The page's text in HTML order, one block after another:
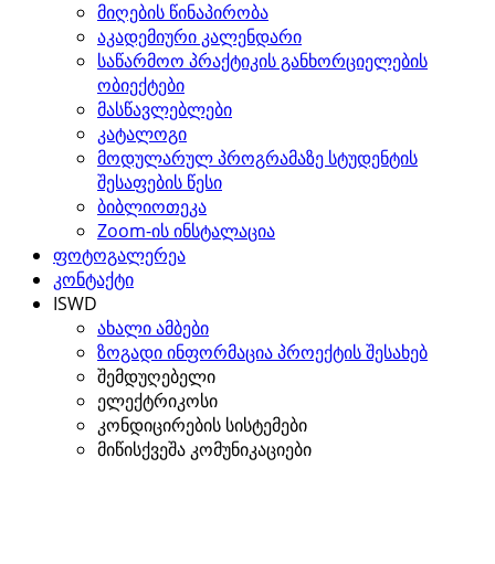
მიღების წინაპირობა
აკადემიური კალენდარი
საწარმოო პრაქტიკის განხორციელების
ობიექტები
მასწავლებლები
კატალოგი
მოდულარულ პროგრამაზე სტუდენტის
შესაფების წესი
ბიბლიოთეკა
Zoom-ის ინსტალაცია
ფოტოგალერეა
კონტაქტი
ISWD
ახალი ამბები
ზოგადი ინფორმაცია პროექტის შესახებ
შემდუღებელი
ელექტრიკოსი
კონდიცირების სისტემები
მიწისქვეშა კომუნიკაციები